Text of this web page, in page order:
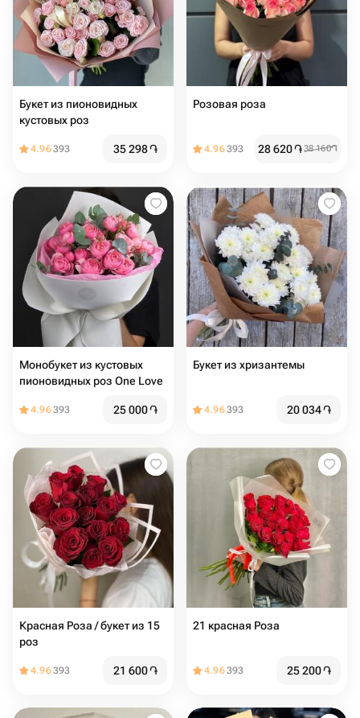
Букет из пионовидных
кустовых роз
4.96393 35 298֏
Розовая роза
4.96393 28 620֏38 160֏
Монобукет из кустовых
пионовидных роз One Love
4.96393 25 000֏
Букет из хризантемы
4.96393 20 034֏
Красная Роза / букет из 15
роз
4.96393 21 600֏
21 красная Роза
4.96393 25 200֏